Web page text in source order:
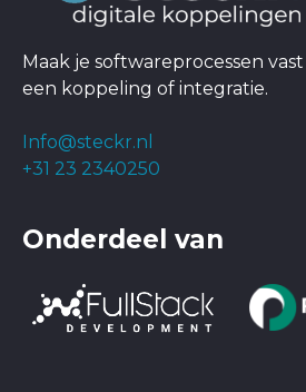
Maak je softwareprocessen
een koppeling of integratie.
Info@steckr.nl
+31 23 2340250
Onderdeel van